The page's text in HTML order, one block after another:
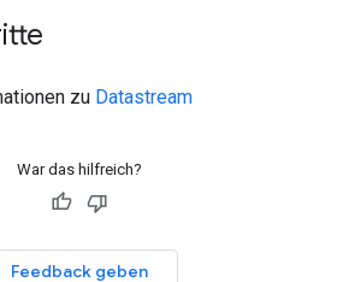
zu Datastream
War das hilfreich?
Feedback geben